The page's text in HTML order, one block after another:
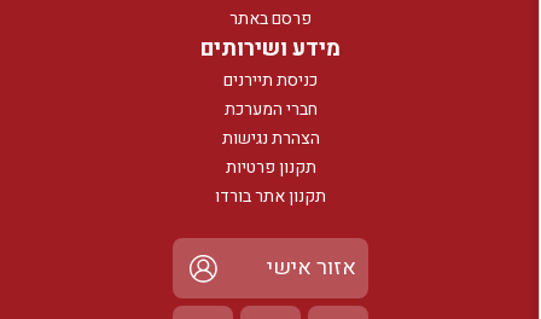
פרסם באתר
מידע ושירותים
כניסת תיירנים
חברי המערכת
הצהרת נגישות
תקנון פרטיות
תקנון אתר בורדו
אזור אישי